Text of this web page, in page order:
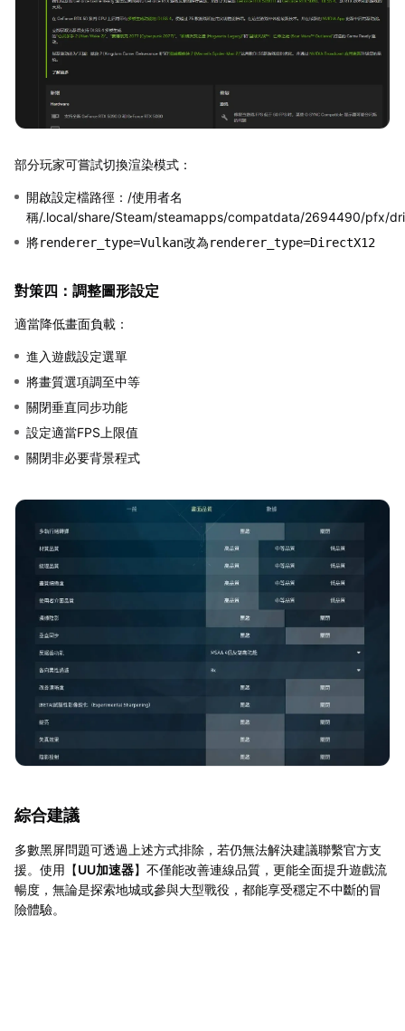
部分玩家可嘗試切換渲染模式：
開啟設定檔路徑：/使用者名
稱/.local/share/Steam/steamapps/compatdata/2694490/pfx/
將renderer_type=Vulkan改為renderer_type=DirectX12
對策四：調整圖形設定
適當降低畫面負載：
進入遊戲設定選單
將畫質選項調至中等
關閉垂直同步功能
設定適當FPS上限值
關閉非必要背景程式
綜合建議
多數黑屏問題可透過上述方式排除，若仍無法解決建議聯繫官方支
援。使用【UU加速器】不僅能改善連線品質，更能全面提升遊戲流
暢度，無論是探索地城或參與大型戰役，都能享受穩定不中斷的冒
險體驗。